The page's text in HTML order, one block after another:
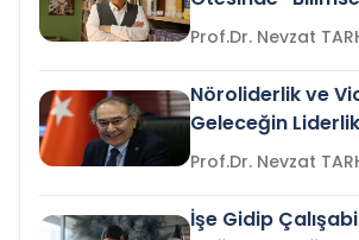
Prof.Dr.
Nöroliderlik ve
Geleceğin
Prof.Dr.
İşe Gidip